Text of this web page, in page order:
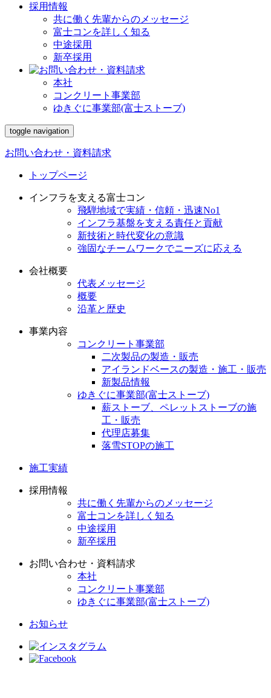
採用情報
共に働く先輩からのメッセージ
富士コンを詳しく知る
中途採用
新卒採用
本社
コンクリート事業部
ゆきぐに事業部(富士ストーブ)
toggle navigation
お問い合わせ・資料請求
トップページ
インフラを支える富士コン
飛騨地域で実績・信頼・迅速No1
インフラ基盤を支える責任と貢献
新技術と時代変化の意識
強固なチームワークでニーズに応える
会社概要
代表メッセージ
概要
沿革と歴史
事業内容
コンクリート事業部
二次製品の製造・販売
アイランドベースの製造・施工・販売
新製品情報
ゆきぐに事業部(富士ストーブ)
薪ストーブ、ペレットストーブの施
工・販売
代理店募集
落雪STOPの施工
施工実績
採用情報
共に働く先輩からのメッセージ
富士コンを詳しく知る
中途採用
新卒採用
お問い合わせ・資料請求
本社
コンクリート事業部
ゆきぐに事業部(富士ストーブ)
お知らせ